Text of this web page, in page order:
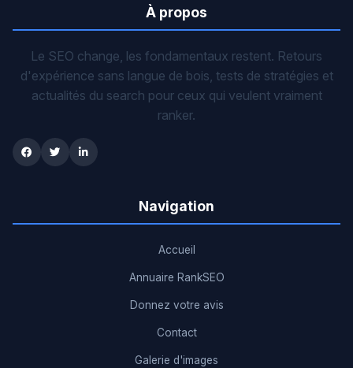
À propos
Le SEO change, les fondamentaux restent. Retours
d'expérience sans langue de bois, tests de stratégies et
actualités du search pour ceux qui veulent vraiment
ranker.
Navigation
Accueil
Annuaire RankSEO
Donnez votre avis
Contact
Galerie d'images